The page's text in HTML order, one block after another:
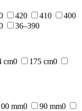
420 410 400
36–390
cm0 175 cm0
mm0 90 mm0